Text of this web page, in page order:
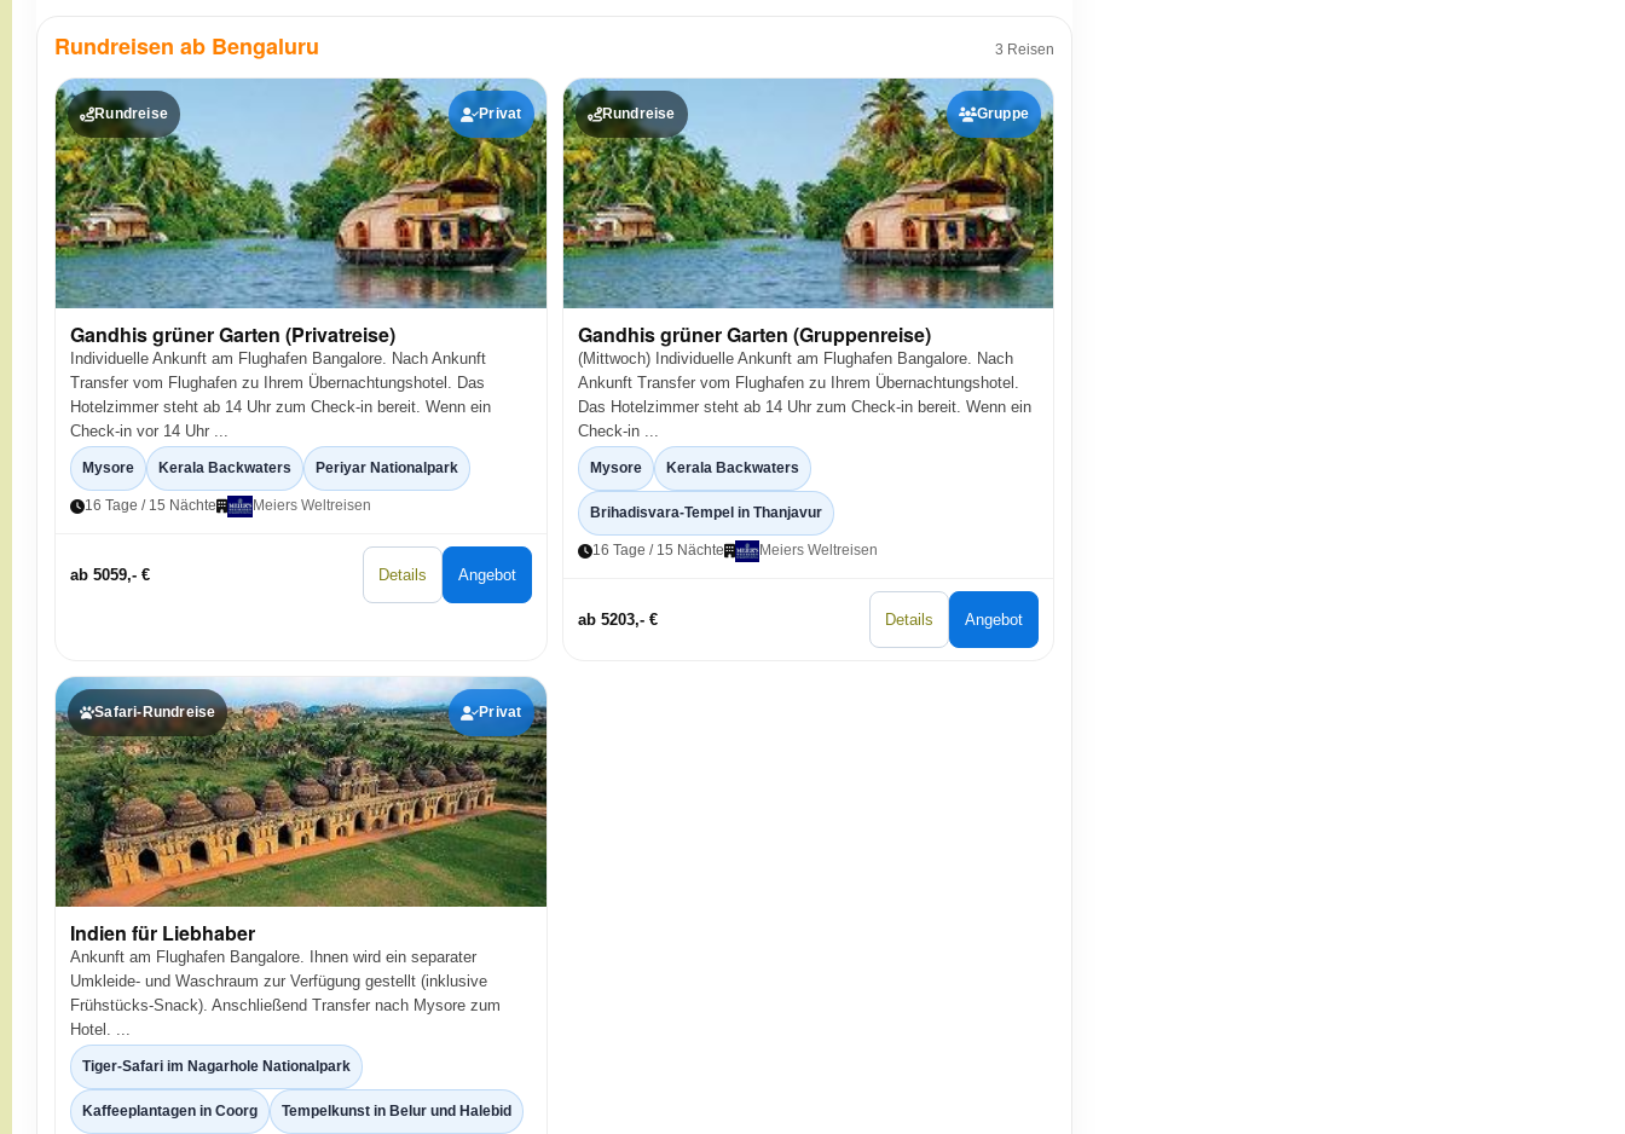
Rundreisen ab Bengaluru 3 Reisen
Rundreise Privat
Gandhis grüner Garten (Privatreise)
Individuelle Ankunft am Flughafen Bangalore. Nach Ankunft
Transfer vom Flughafen zu Ihrem Übernachtungshotel. Das
Hotelzimmer steht ab 14 Uhr zum Check-in bereit. Wenn ein
Check-in vor 14 Uhr ...
Mysore Kerala Backwaters Periyar Nationalpark
16 Tage / 15 Nächte Meiers Weltreisen
ab 5059,- € Details Angebot
Rundreise Gruppe
Gandhis grüner Garten (Gruppenreise)
(Mittwoch) Individuelle Ankunft am Flughafen Bangalore. Nach
Ankunft Transfer vom Flughafen zu Ihrem Übernachtungshotel.
Das Hotelzimmer steht ab 14 Uhr zum Check-in bereit. Wenn ein
Check-in ...
Mysore Kerala Backwaters
Brihadisvara-Tempel in Thanjavur
16 Tage / 15 Nächte Meiers Weltreisen
ab 5203,- € Details Angebot
Safari-Rundreise Privat
Indien für Liebhaber
Ankunft am Flughafen Bangalore. Ihnen wird ein separater
Umkleide- und Waschraum zur Verfügung gestellt (inklusive
Frühstücks-Snack). Anschließend Transfer nach Mysore zum
Hotel. ...
Tiger-Safari im Nagarhole Nationalpark
Kaffeeplantagen in Coorg Tempelkunst in Belur und Halebid